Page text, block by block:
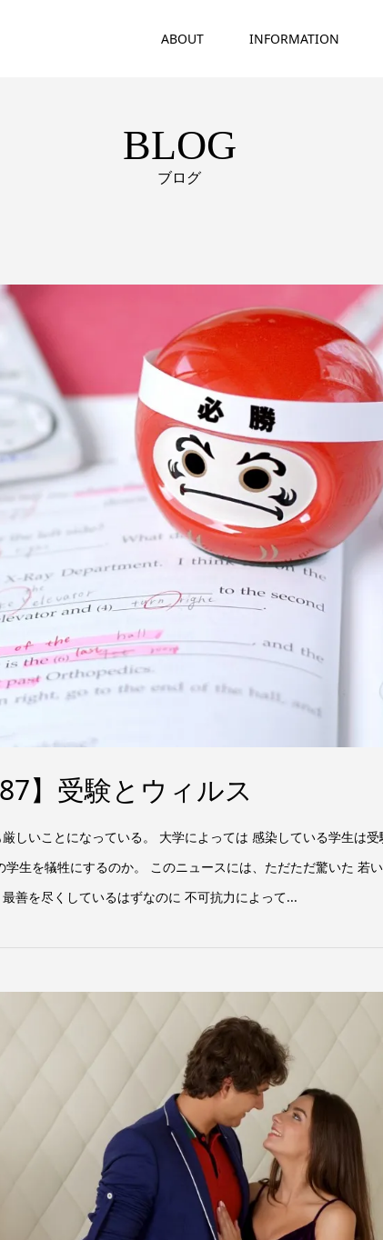
ABOUT INFORMATION
BLOG
ブログ
】受験とウィルス
しいことになっている。 大学によっては 感染している学生は受
生を犠牲にするのか。 このニュースには、ただただ驚いた 若
善を尽くしているはずなのに 不可抗力によって...